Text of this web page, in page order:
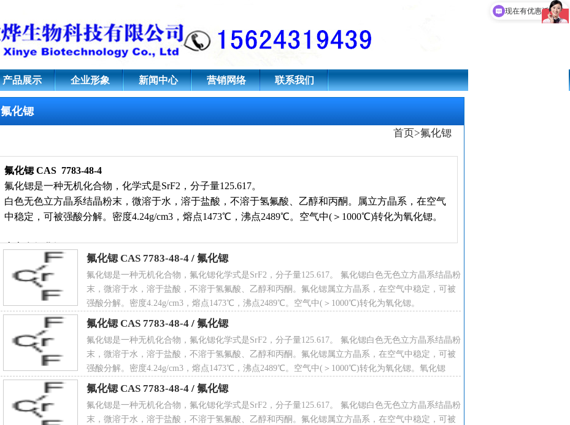
产品展示 企业形象 新闻中心 营销网络 联系我们
氟化锶
首页>氟化锶
氟化锶 CAS 7783-48-4
氟化锶是一种无机化合物，化学式是SrF2，分子量125.617。
白色无色立方晶系结晶粉末，微溶于水，溶于盐酸，不溶于氢氟酸、乙醇和丙酮。属立方晶系，在空气
中稳定，可被强酸分解。密度4.24g/cm3，熔点1473℃，沸点2489℃。空气中(＞1000℃)转化为氧化锶。
中文名氟化锶
Strontium fluoride
二氟化锶
氟化锶 CAS 7783-48-4 / 氟化锶
氟化锶是一种无机化合物，氟化锶化学式是SrF2，分子量125.617。 氟化锶白色无色立方晶系结晶粉
末，微溶于水，溶于盐酸，不溶于氢氟酸、乙醇和丙酮。氟化锶属立方晶系，在空气中稳定，可被
强酸分解。密度4.24g/cm3，熔点1473℃，沸点2489℃。空气中(＞1000℃)转化为氧化锶。
氟化锶 CAS 7783-48-4 / 氟化锶
氟化锶是一种无机化合物，氟化锶化学式是SrF2，分子量125.617。 氟化锶白色无色立方晶系结晶粉
末，微溶于水，溶于盐酸，不溶于氢氟酸、乙醇和丙酮。氟化锶属立方晶系，在空气中稳定，可被
强酸分解。密度4.24g/cm3，熔点1473℃，沸点2489℃。空气中(＞1000℃)转化为氧化锶。氧化锶
CAS 7783-48-4
氟化锶 CAS 7783-48-4 / 氟化锶
氟化锶是一种无机化合物，氟化锶化学式是SrF2，分子量125.617。 氟化锶白色无色立方晶系结晶粉
末，微溶于水，溶于盐酸，不溶于氢氟酸、乙醇和丙酮。氟化锶属立方晶系，在空气中稳定，可被
现在有优惠活动吗